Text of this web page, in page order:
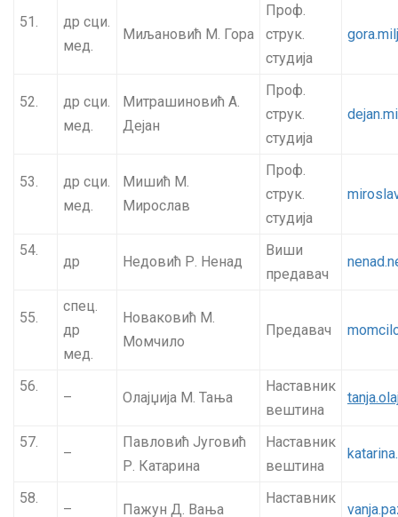
51.
др сци.
мед.
Миљановић М. Гора
Проф.
струк.
студија
52.
др сци.
мед.
Митрашиновић А.
Дејан
Проф.
струк.
студија
53.
др сци.
мед.
Мишић М.
Мирослав
Проф.
струк.
студија
54.
др Недовић Р. Ненад
Виши
предавач
55.
спец.
др
мед.
Новаковић М.
Момчило
Предавач
56.
– Олајџија М. Тања
Наставник
вештина
57.
–
Павловић Југовић
Р. Катарина
Наставник
вештина
58.
– Пажун Д. Вања
Наставник